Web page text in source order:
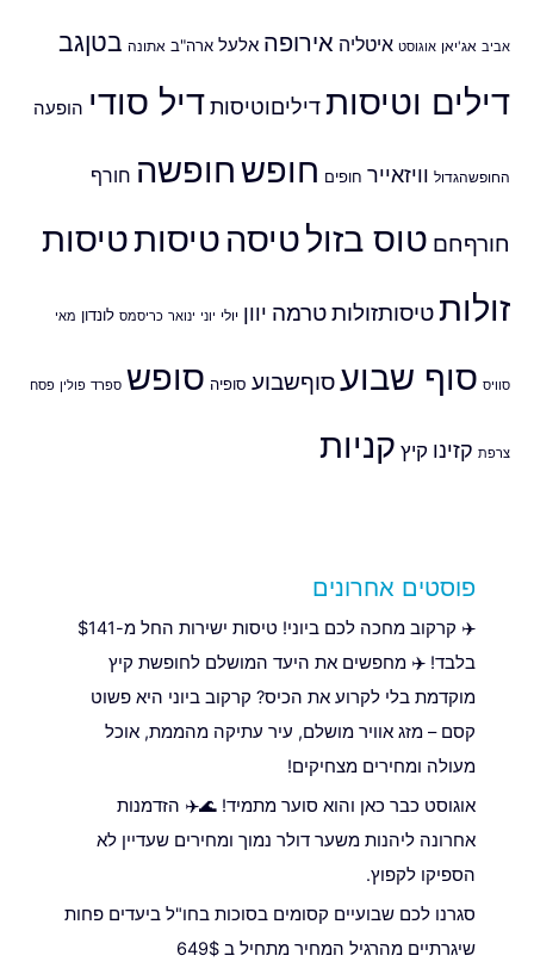
אביב אג'יאן אוגוסט איטליה אירופה אלעל ארה"ב אתונה בטןגב
דילים וטיסותדיליםוטיסותדיל סודי הופעה
החופשהגדול וויזאייר חופים חופשחופשה חורף
חורףחם טוס בזולטיסה טיסותטיסות
זולותטיסותזולותטרמה יוון יולי יוני ינואר כריסמס לונדון מאי
סוויס סוף שבועסוףשבוע סופיה סופש ספרד פולין פסח
צרפת קזינו קיץ קניות
פוסטים אחרונים
✈️ קרקוב מחכה לכם ביוני! טיסות ישירות החל מ-$141
בלבד! ✈️ מחפשים את היעד המושלם לחופשת קיץ
מוקדמת בלי לקרוע את הכיס? קרקוב ביוני היא פשוט
קסם – מזג אוויר מושלם, עיר עתיקה מהממת, אוכל
מעולה ומחירים מצחיקים!
אוגוסט כבר כאן והוא סוער מתמיד! 🌊✈️ הזדמנות
אחרונה ליהנות משער דולר נמוך ומחירים שעדיין לא
הספיקו לקפוץ.
סגרנו לכם שבועיים קסומים בסוכות בחו"ל ביעדים פחות
שיגרתיים מהרגיל המחיר מתחיל ב 649$